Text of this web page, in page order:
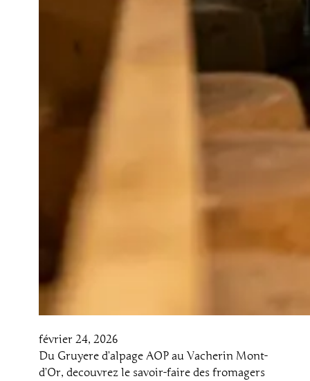
février 24, 2026
Du Gruyere d’alpage AOP au Vacherin Mont-
d’Or, decouvrez le savoir-faire des fromagers